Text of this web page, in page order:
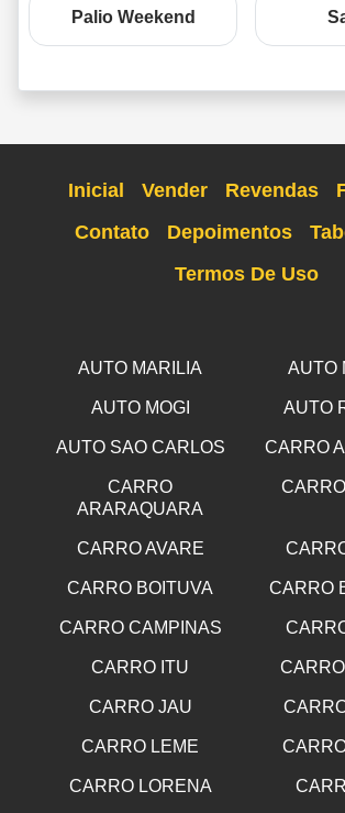
Palio Weekend
Inicial Vender Revendas
Contato
Depoimentos
Termos De Uso
AUTO MARILIA AUTO
AUTO MOGI AUTO
AUTO SAO CARLOS CARRO
CARRO
ARARAQUARA
CARRO AVARE
CARRO BOITUVA CARRO
CARRO CAMPINAS
CARRO ITU
CARRO JAU
CARRO LEME
CARRO LORENA